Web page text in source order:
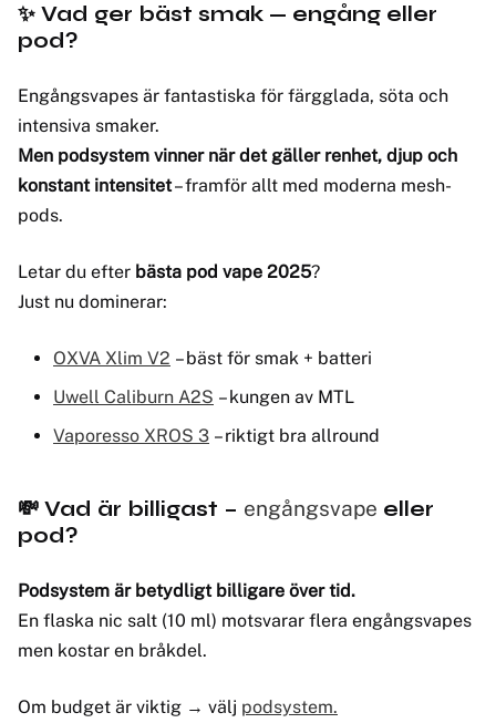
✨ Vad ger bäst smak — engång eller
pod?
Engångsvapes är fantastiska för färgglada, söta och
intensiva smaker.
Men podsystem vinner när det gäller renhet, djup och
konstant intensitet– framför allt med moderna mesh-
pods.
Letar du efter bästa pod vape 2025?
Just nu dominerar:
OXVA Xlim V2 – bäst för smak + batteri
Uwell Caliburn A2S – kungen av MTL
Vaporesso XROS 3 – riktigt bra allround
💸 Vad är billigast – engångsvape eller
pod?
Podsystem är betydligt billigare över tid.
En flaska nic salt (10 ml) motsvarar flera engångsvapes
men kostar en bråkdel.
Om budget är viktig → välj podsystem.